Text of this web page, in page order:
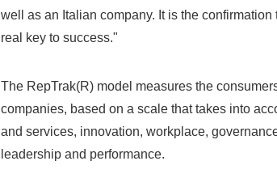
well as an Italian company. It is the confirmation
real key to success."
The RepTrak(R) model measures the
companies, based on a scale that takes into
and services, innovation, workplace,
leadership and performance.